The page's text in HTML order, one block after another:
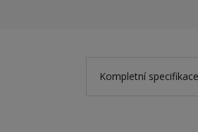
Kompletní specifikace